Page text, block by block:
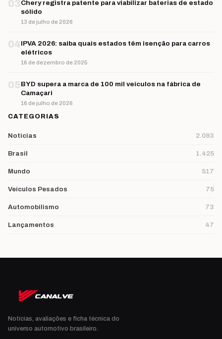
03Chery registra patente para viabilizar baterias de estado
sólido
13 de julho de 2026
04IPVA 2026: saiba quais estados têm isenção para carros
elétricos
16 de dezembro de 2025
05BYD supera a marca de 100 mil veículos na fábrica de
Camaçari
16 de julho de 2026
CATEGORIAS
Notícias 2.093
Brasil 1.425
Mundo 517
Veículos Pesados 75
Automobilismo 73
Lançamentos 47
Notícias, avaliações e ficha técnica do
universo automotivo brasileiro.